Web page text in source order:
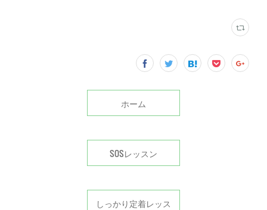
ホーム
SOSレッスン
しっかり定着レッス